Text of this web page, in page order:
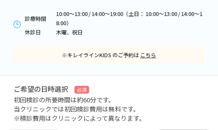
診療時間
10:00～13:00 / 14:00～19:00（土日： 10:00～13:00 / 14:00～1
8:00）
休診日
木曜、祝日
※キレイラインKIDS のご予約は こちら
ご希望の日時選択 必須
初回検診の所要時間は約60分です。
当クリニックでは初回検診費用は無料です。
※検診費用はクリニックによって異なります。